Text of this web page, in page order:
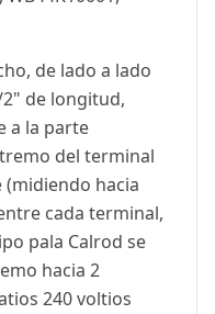
de lado a lado
de longitud,
a la parte
del terminal
hacia
cada terminal,
pala Calrod se
hacia 2
240 voltios